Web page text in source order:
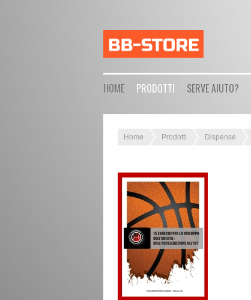
HOME PRODOTTI SERVE AIUTO?
Home Prodotti Dispense